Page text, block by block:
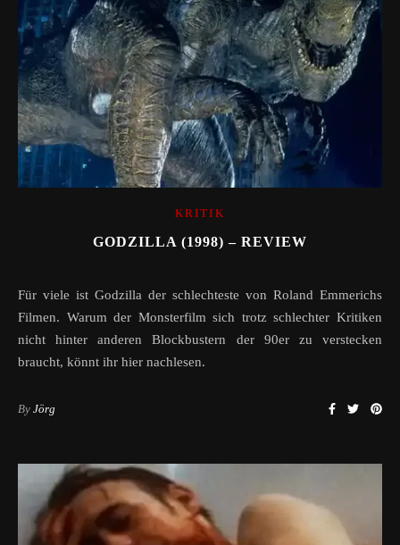
KRITIK
GODZILLA (1998) – REVIEW
Für viele ist Godzilla der schlechteste von Roland Emmerichs
Filmen. Warum der Monsterfilm sich trotz schlechter Kritiken
nicht hinter anderen Blockbustern der 90er zu verstecken
braucht, könnt ihr hier nachlesen.
By Jörg